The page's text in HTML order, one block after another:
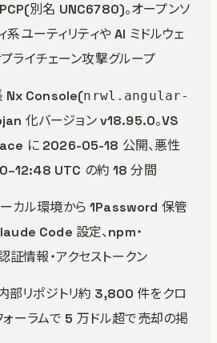
別名 UNC6780)。オープンソ
系ユーティリティや AI ミドルウェ
ライチェーン攻撃グループ
Nx Console(nrwl.angular-
化バージョン v18.95.0。VS
に 2026-05-18 公開、悪性
UTC の約 18 分間
カル環境から 1Password 保管
Code 設定、npm・
証情報・アクセストークン
部リポジトリ約 3,800 件をクロ
ォーラムで 5 万ドル超で売却の掲